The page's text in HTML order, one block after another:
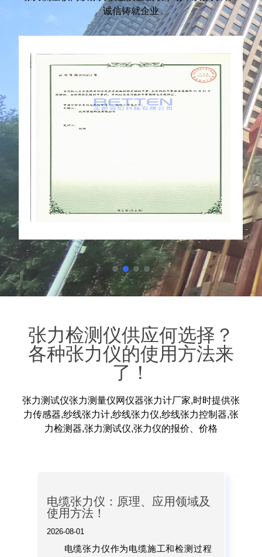
诚信铸就企业
张力检测仪供应何选择？
各种张力仪的使用方法来
了！
张力测试仪张力测量仪网仪器张力计厂家,时时提供张
力传感器,纱线张力计,纱线张力仪,纱线张力控制器,张
力检测器,张力测试仪,张力仪的报价、价格
电缆张力仪：原理、应用领域及
使用方法！
2026-08-01
电缆张力仪作为电缆施工和检测过程